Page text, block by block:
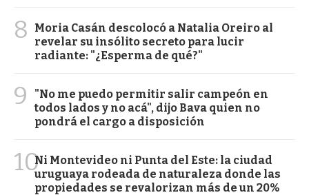
8
Moria Casán descolocó a Natalia Oreiro al
revelar su insólito secreto para lucir
radiante: "¿Esperma de qué?"
9
"No me puedo permitir salir campeón en
todos lados y no acá", dijo Bava quien no
pondrá el cargo a disposición
10Ni Montevideo ni Punta del Este: la ciudad
uruguaya rodeada de naturaleza donde las
propiedades se revalorizan más de un 20%